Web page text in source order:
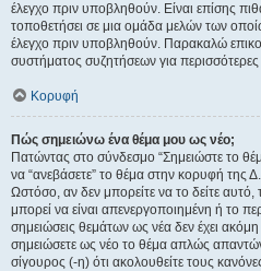
έλεγχο πριν υποβληθούν. Είναι επίσης
τοποθετήσει σε μια ομάδα μελών των
έλεγχο πριν υποβληθούν. Παρακαλώ
συστήματος συζητήσεων για
Κορυφή
Πώς σημειώνω ένα θέμα μου ως νέο;
Πατώντας στο σύνδεσμο “Σημειώστε το
να “ανεβάσετε” το θέμα στην κορυφή της
Ωστόσο, αν δεν μπορείτε να το δείτε
μπορεί να είναι απενεργοποιημένη ή το
σημειώσεις θεμάτων ως νέα δεν έχει ακόμη
σημειώσετε ως νέο το θέμα απλώς
σίγουρος (-η) ότι ακολουθείτε τους